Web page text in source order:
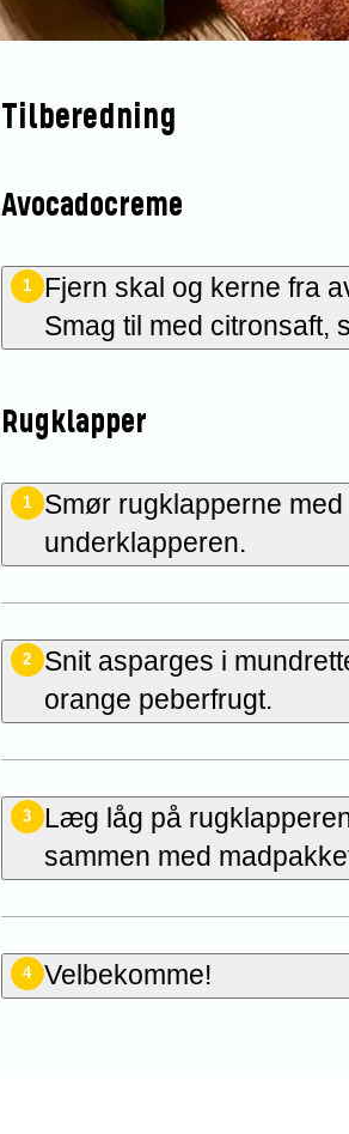
Tilberedning
Avocadocreme
1
Fjern skal og kerne fra
Smag til med citronsaft,
Rugklapper
1
Smør rugklapperne
underklapperen.
2
Snit asparges i
orange peberfrugt.
3
Læg låg på
sammen med
4 Velbekomme!